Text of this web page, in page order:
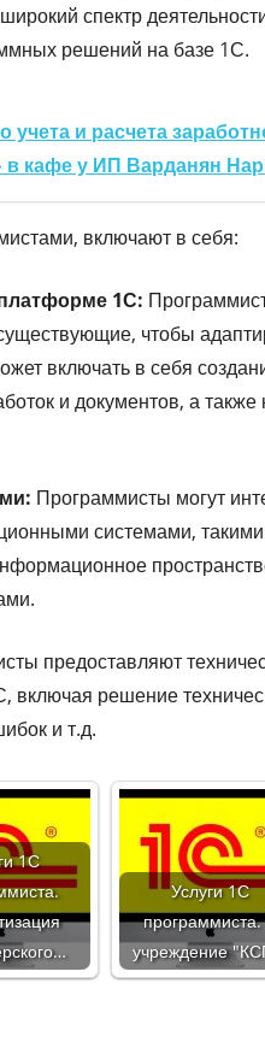
спектр
решений на базе 1С.
и расчета
кафе у ИП Варданян
включают в себя:
1С:
чтобы
включать в себя
и документов, а также
Программисты могут
системами, такими
предоставляют
решение
и т.д.
1С
Услуги 1С
учреждение